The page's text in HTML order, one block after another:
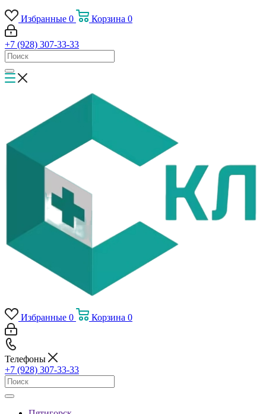
Избранные 0 Корзина 0
+7 (928) 307-33-33
Избранные 0 Корзина 0
Телефоны
+7 (928) 307-33-33